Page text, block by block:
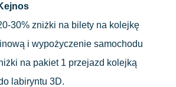
30% zniżki na bilety na kolejkę
linową i wypożyczenie samochodu
na pakiet 1 przejazd kolejką
labiryntu 3D.